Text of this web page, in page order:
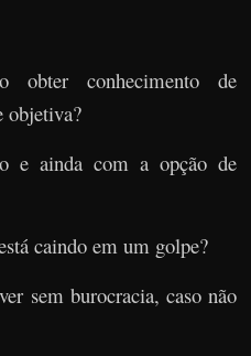
obter conhecimento de
objetiva?
e ainda com a opção de
caindo em um golpe?
sem burocracia, caso não